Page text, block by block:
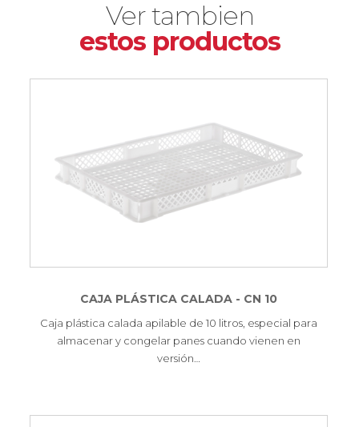
Ver tambien
estos productos
CAJA PLÁSTICA CALADA - CN 10
Caja plástica calada apilable de 10 litros, especial para
almacenar y congelar panes cuando vienen en
versión…